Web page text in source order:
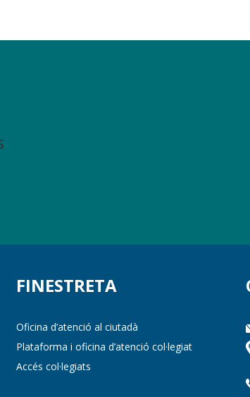
FINESTRETA
Oficina d’atenció al ciutadà
Plataforma i oficina d’atenció col·legiat
Accés col·legiats